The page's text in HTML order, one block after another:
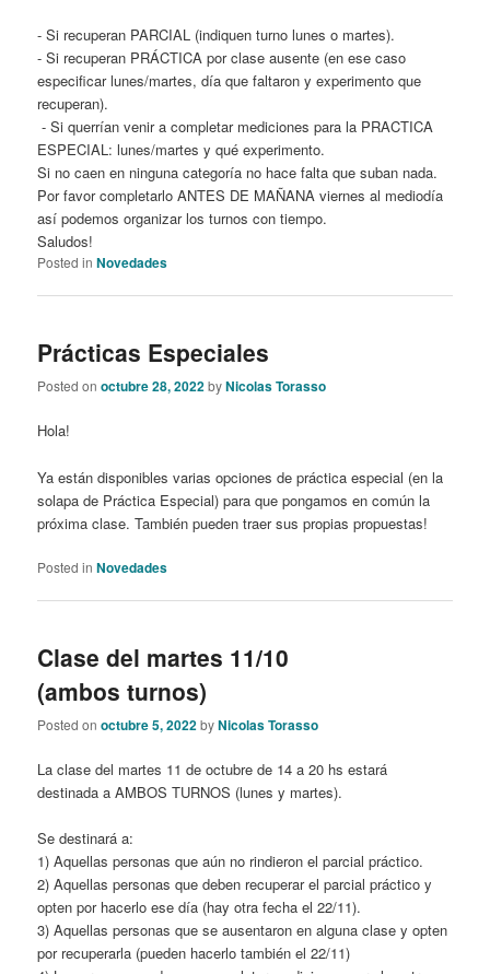
- Si recuperan PARCIAL (indiquen turno lunes o martes).
- Si recuperan PRÁCTICA por clase ausente (en ese caso
especificar lunes/martes, día que faltaron y experimento que
recuperan).
- Si querrían venir a completar mediciones para la PRACTICA
ESPECIAL: lunes/martes y qué experimento.
Si no caen en ninguna categoría no hace falta que suban nada.
Por favor completarlo ANTES DE MAÑANA viernes al mediodía
así podemos organizar los turnos con tiempo.
Saludos!
Posted in Novedades
Prácticas Especiales
Posted onoctubre 28, 2022byNicolas Torasso
Hola!
Ya están disponibles varias opciones de práctica especial (en la
solapa de Práctica Especial) para que pongamos en común la
próxima clase. También pueden traer sus propias propuestas!
Posted in Novedades
Clase del martes 11/10
(ambos turnos)
Posted onoctubre 5, 2022byNicolas Torasso
La clase del martes 11 de octubre de 14 a 20 hs estará
destinada a AMBOS TURNOS (lunes y martes).
Se destinará a:
1) Aquellas personas que aún no rindieron el parcial práctico.
2) Aquellas personas que deben recuperar el parcial práctico y
opten por hacerlo ese día (hay otra fecha el 22/11).
3) Aquellas personas que se ausentaron en alguna clase y opten
por recuperarla (pueden hacerlo también el 22/11)